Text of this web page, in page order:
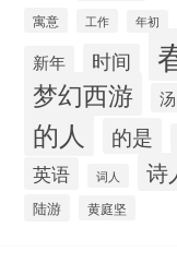
寓意 工作 年初
新年 时间
梦幻西游
的人 的是
英语 词人 诗
陆游 黄庭坚